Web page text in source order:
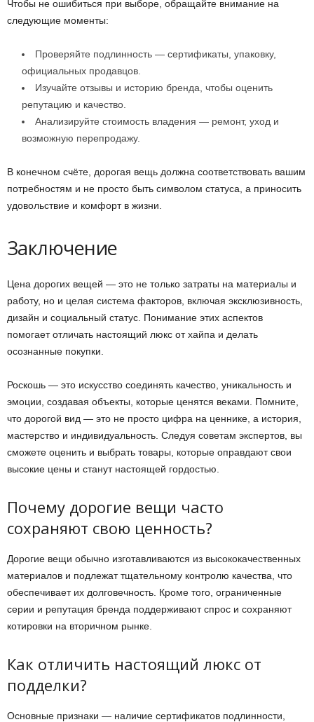
Чтобы не ошибиться при выборе, обращайте внимание на
следующие моменты:
Проверяйте подлинность — сертификаты, упаковку,
официальных продавцов.
Изучайте отзывы и историю бренда, чтобы оценить
репутацию и качество.
Анализируйте стоимость владения — ремонт, уход и
возможную перепродажу.
В конечном счёте, дорогая вещь должна соответствовать вашим
потребностям и не просто быть символом статуса, а приносить
удовольствие и комфорт в жизни.
Заключение
Цена дорогих вещей — это не только затраты на материалы и
работу, но и целая система факторов, включая эксклюзивность,
дизайн и социальный статус. Понимание этих аспектов
помогает отличать настоящий люкс от хайпа и делать
осознанные покупки.
Роскошь — это искусство соединять качество, уникальность и
эмоции, создавая объекты, которые ценятся веками. Помните,
что дорогой вид — это не просто цифра на ценнике, а история,
мастерство и индивидуальность. Следуя советам экспертов, вы
сможете оценить и выбрать товары, которые оправдают свои
высокие цены и станут настоящей гордостью.
Почему дорогие вещи часто
сохраняют свою ценность?
Дорогие вещи обычно изготавливаются из высококачественных
материалов и подлежат тщательному контролю качества, что
обеспечивает их долговечность. Кроме того, ограниченные
серии и репутация бренда поддерживают спрос и сохраняют
котировки на вторичном рынке.
Как отличить настоящий люкс от
подделки?
Основные признаки — наличие сертификатов подлинности,